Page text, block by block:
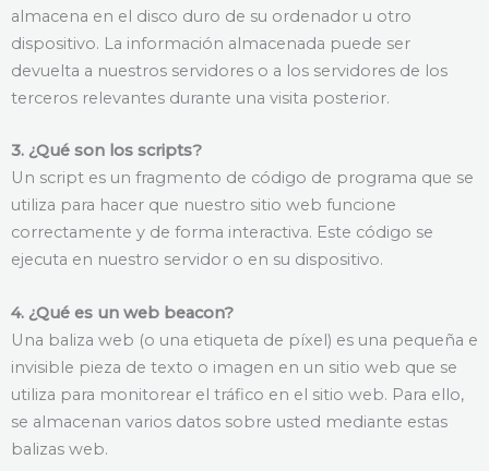
almacena en el disco duro de su ordenador u otro
dispositivo. La información almacenada puede ser
devuelta a nuestros servidores o a los servidores de los
terceros relevantes durante una visita posterior.
3. ¿Qué son los scripts?
Un script es un fragmento de código de programa que se
utiliza para hacer que nuestro sitio web funcione
correctamente y de forma interactiva. Este código se
ejecuta en nuestro servidor o en su dispositivo.
4. ¿Qué es un web beacon?
Una baliza web (o una etiqueta de píxel) es una pequeña e
invisible pieza de texto o imagen en un sitio web que se
utiliza para monitorear el tráfico en el sitio web. Para ello,
se almacenan varios datos sobre usted mediante estas
balizas web.